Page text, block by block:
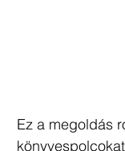
Ez a megoldás